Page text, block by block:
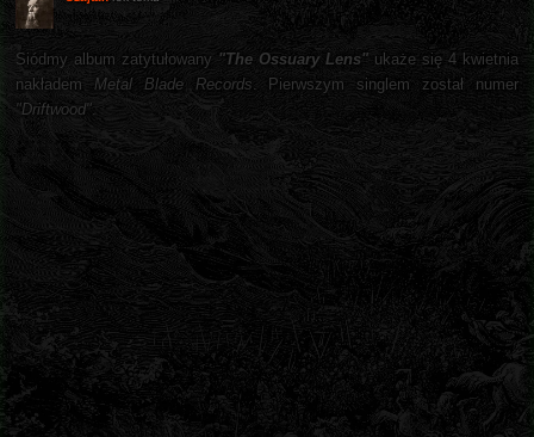
Siódmy album zatytułowany "The Ossuary Lens" ukaże się 4 kwietnia
nakładem Metal Blade Records. Pierwszym singlem został numer
"Driftwood".